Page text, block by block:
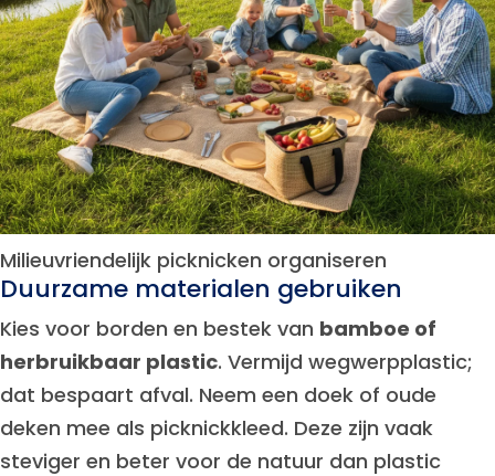
Milieuvriendelijk picknicken organiseren
Duurzame materialen gebruiken
Kies voor borden en bestek van bamboe of
herbruikbaar plastic. Vermijd wegwerpplastic;
dat bespaart afval. Neem een doek of oude
deken mee als picknickkleed. Deze zijn vaak
steviger en beter voor de natuur dan plastic